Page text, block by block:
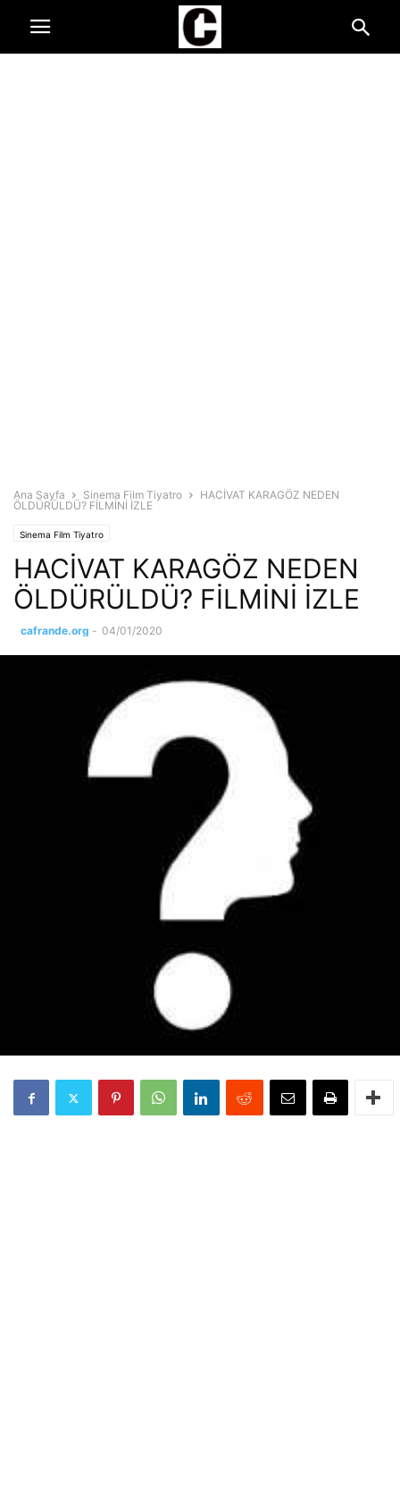
Ana Sayfa Sinema Film Tiyatro
HACİVAT KARAGÖZ NEDEN
ÖLDÜRÜLDÜ? FİLMİNİ İZLE
Sinema Film Tiyatro
HACİVAT KARAGÖZ NEDEN
ÖLDÜRÜLDÜ? FİLMİNİ İZLE
cafrande.org - 04/01/2020